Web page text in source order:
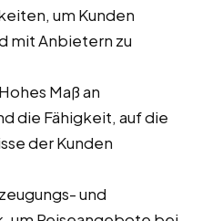
um Kunden
mit Anbietern zu
Maß an
die Fähigkeit, auf die
der Kunden
und